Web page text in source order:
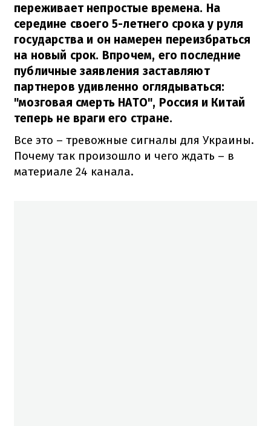
переживает непростые времена. На
середине своего 5-летнего срока у руля
государства и он намерен переизбраться
на новый срок. Впрочем, его последние
публичные заявления заставляют
партнеров удивленно оглядываться:
"мозговая смерть НАТО", Россия и Китай
теперь не враги его стране.
Все это – тревожные сигналы для Украины.
Почему так произошло и чего ждать – в
материале 24 канала.